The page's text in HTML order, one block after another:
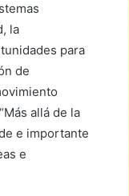
la
para
de
allá de la
e importante
e